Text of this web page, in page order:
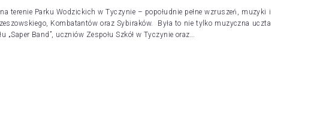
terenie Parku Wodzickich w Tyczynie – popołudnie pełne wzruszeń, muzyki i
Kombatantów oraz Sybiraków. Była to nie tylko muzyczna uczta
Band”, uczniów Zespołu Szkół w Tyczynie oraz…